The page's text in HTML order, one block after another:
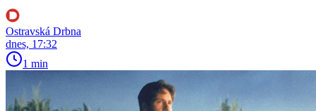
Ostravská Drbna
dnes, 17:32
1 min